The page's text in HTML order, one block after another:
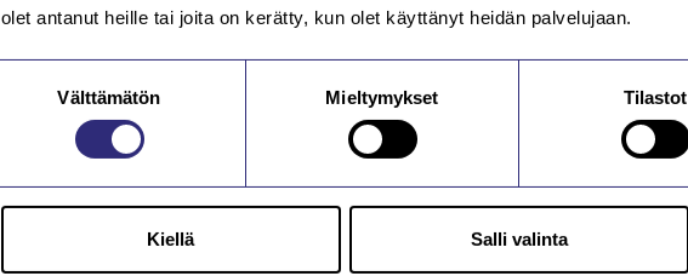
olet antanut heille tai joita on kerätty, kun olet käyttänyt heidän palvelujaan.
Välttämätön Mieltymykset Tilastot
Kiellä Salli valinta